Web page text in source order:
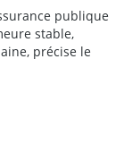
publique
stable,
précise le